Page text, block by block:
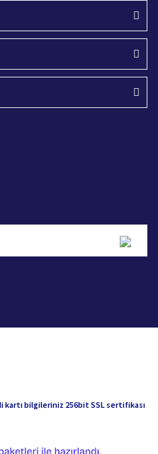
kartı bilgileriniz 256bit SSL sertifikası
e-